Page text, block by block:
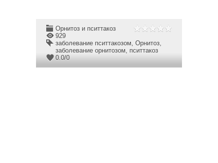
Орнитоз и пситтакоз
929
заболевание пситтакозом, Орнитоз,
заболевание орнитозом, пситтакоз
0.0/0